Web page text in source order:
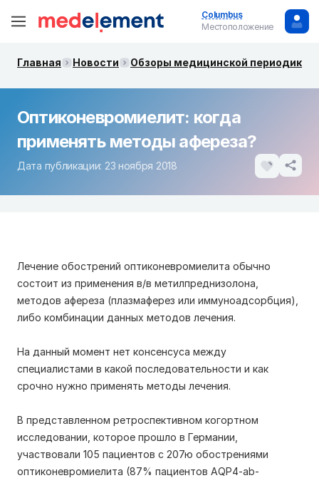
Columbus
Местоположение
Главная Новости Обзоры медицинской периодики.
Оптиконевромиелит: когда
применять методы афереза?
Дата публикации: 23 ноября 2018
Лечение обострений оптиконевромиелита обычно
состоит из применения в/в метилпреднизолона,
методов афереза (плазмаферез или иммуноадсорбция),
либо комбинации данных методов лечения.
На данный момент нет консенсуса между
специалистами в какой последовательности и как
срочно нужно применять методы лечения.
В представленном ретроспективном когортном
исследовании, которое прошло в Германии,
участвовали 105 пациентов с 207ю обострениями
оптиконевромиелита (87% пациентов AQP4-ab-